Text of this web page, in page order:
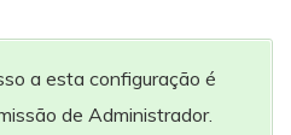
a esta configuração é
de Administrador.